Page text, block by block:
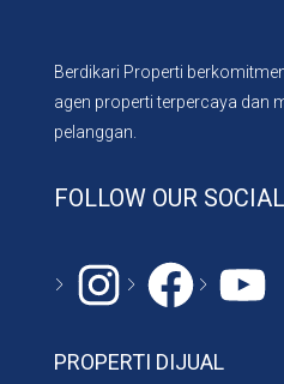
Berdikari Properti
agen properti terpercaya dan
pelanggan.
FOLLOW OUR
Instagram
#
PROPERTI DIJUAL